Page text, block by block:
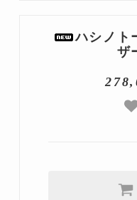
ハシノト
ザ